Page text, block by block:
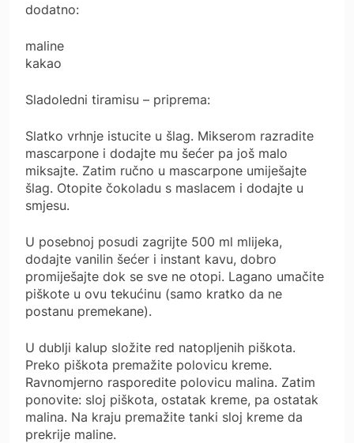
dodatno:
maline
kakao
Sladoledni tiramisu – priprema:
Slatko vrhnje istucite u šlag. Mikserom razradite
mascarpone i dodajte mu šećer pa još malo
miksajte. Zatim ručno u mascarpone umiješajte
šlag. Otopite čokoladu s maslacem i dodajte u
smjesu.
U posebnoj posudi zagrijte 500 ml mlijeka,
dodajte vanilin šećer i instant kavu, dobro
promiješajte dok se sve ne otopi. Lagano umačite
piškote u ovu tekućinu (samo kratko da ne
postanu premekane).
U dublji kalup složite red natopljenih piškota.
Preko piškota premažite polovicu kreme.
Ravnomjerno rasporedite polovicu malina. Zatim
ponovite: sloj piškota, ostatak kreme, pa ostatak
malina. Na kraju premažite tanki sloj kreme da
prekrije maline.